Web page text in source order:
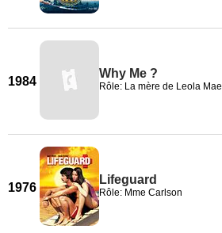
1984
Why Me ?
Rôle: La mère de Leola Mae
1976
Lifeguard
Rôle: Mme Carlson